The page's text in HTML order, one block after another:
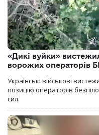
«Дикі вуйки»
ворожих операторів
Українські військові
позицію операторів
сил.